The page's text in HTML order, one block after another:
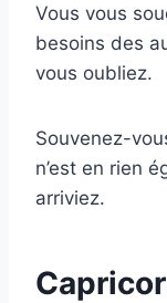
Vous vous
besoins des
vous oubliez.
Souvenez-
n’est en rien
arriviez.